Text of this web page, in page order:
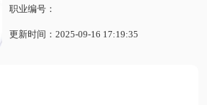
职业编号：
更新时间：2025-09-16 17:19:35